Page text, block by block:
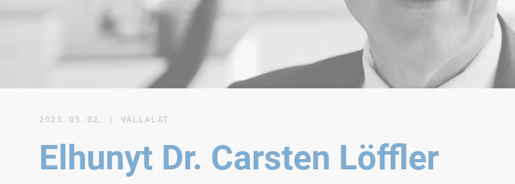
2023. 05. 02. | VÁLLALAT
Elhunyt Dr. Carsten Löffler